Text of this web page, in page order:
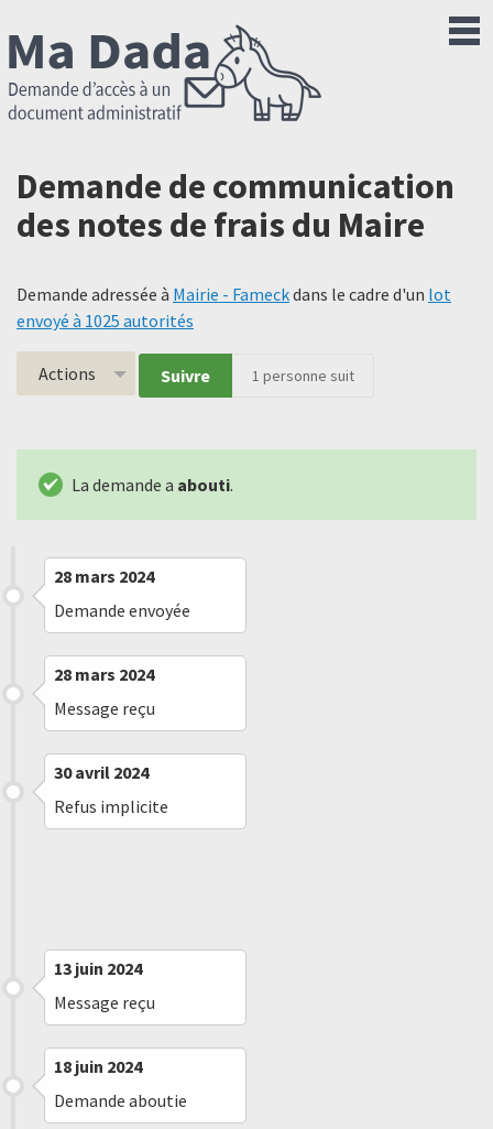
Demande de communication
des notes de frais du Maire
Demande adressée à Mairie - Fameckdans le cadre d'un lot
envoyé à 1025 autorités
Actions Suivre 1 personne suit
La demande a abouti.
28 mars 2024
Demande envoyée
28 mars 2024
Message reçu
30 avril 2024
Refus implicite
13 juin 2024
Message reçu
18 juin 2024
Demande aboutie